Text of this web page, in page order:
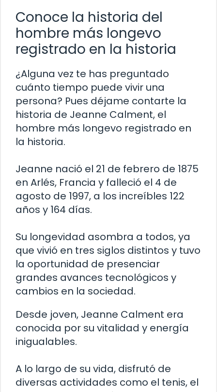
Conoce la historia del
hombre más longevo
registrado en la historia
¿Alguna vez te has preguntado
cuánto tiempo puede vivir una
persona? Pues déjame contarte la
historia de Jeanne Calment, el
hombre más longevo registrado en
la historia.
Jeanne nació el 21 de febrero de 1875
en Arlés, Francia y falleció el 4 de
agosto de 1997, a los increíbles 122
años y 164 días.
Su longevidad asombra a todos, ya
que vivió en tres siglos distintos y tuvo
la oportunidad de presenciar
grandes avances tecnológicos y
cambios en la sociedad.
Desde joven, Jeanne Calment era
conocida por su vitalidad y energía
inigualables.
A lo largo de su vida, disfrutó de
diversas actividades como el tenis, el